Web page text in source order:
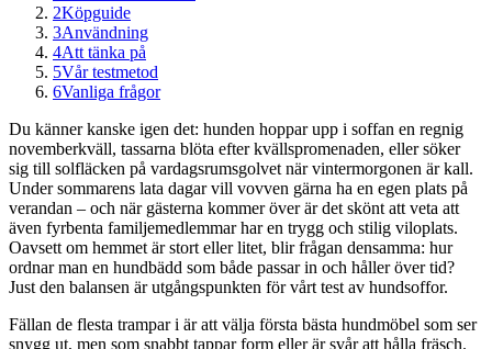
2Köpguide
3Användning
4Att tänka på
5Vår testmetod
6Vanliga frågor
Du känner kanske igen det: hunden hoppar upp i soffan en regnig
novemberkväll, tassarna blöta efter kvällspromenaden, eller söker
sig till solfläcken på vardagsrumsgolvet när vintermorgonen är kall.
Under sommarens lata dagar vill vovven gärna ha en egen plats på
verandan – och när gästerna kommer över är det skönt att veta att
även fyrbenta familjemedlemmar har en trygg och stilig viloplats.
Oavsett om hemmet är stort eller litet, blir frågan densamma: hur
ordnar man en hundbädd som både passar in och håller över tid?
Just den balansen är utgångspunkten för vårt test av hundsoffor.
Fällan de flesta trampar i är att välja första bästa hundmöbel som ser
snygg ut, men som snabbt tappar form eller är svår att hålla fräsch.